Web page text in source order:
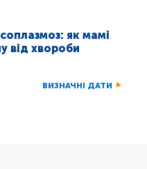
як мамі
від хвороби
ВИЗНАЧНІ ДАТИ